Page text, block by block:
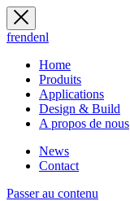
frendenl
Home
Produits
Applications
Design & Build
A propos de nous
News
Contact
Passer au contenu